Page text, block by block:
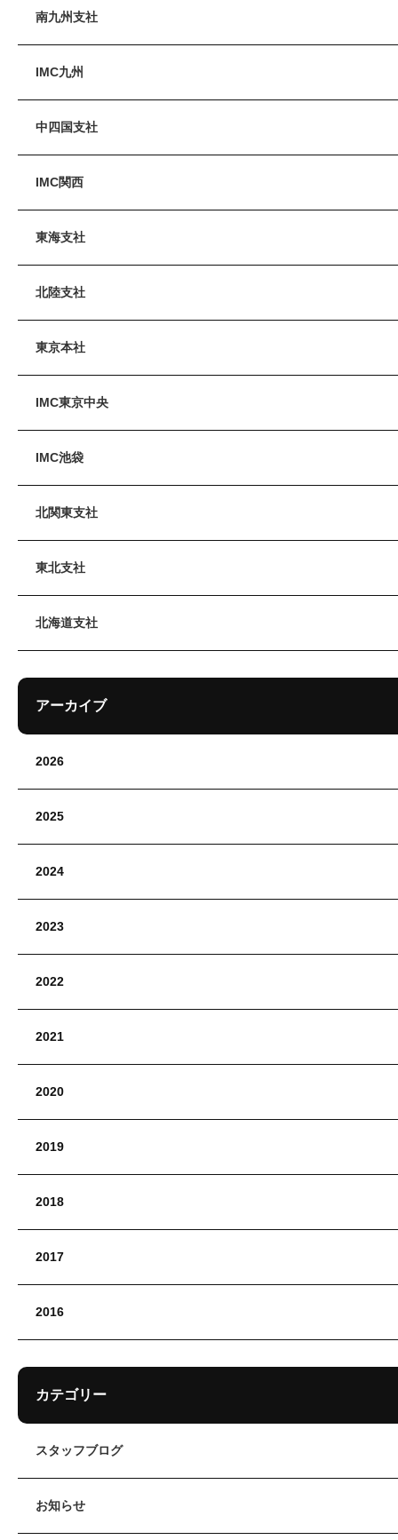
南九州支社
IMC九州
中四国支社
IMC関西
東海支社
北陸支社
東京本社
IMC東京中央
IMC池袋
北関東支社
東北支社
北海道支社
アーカイブ
2026
2025
2024
2023
2022
2021
2020
2019
2018
2017
2016
カテゴリー
スタッフブログ
お知らせ